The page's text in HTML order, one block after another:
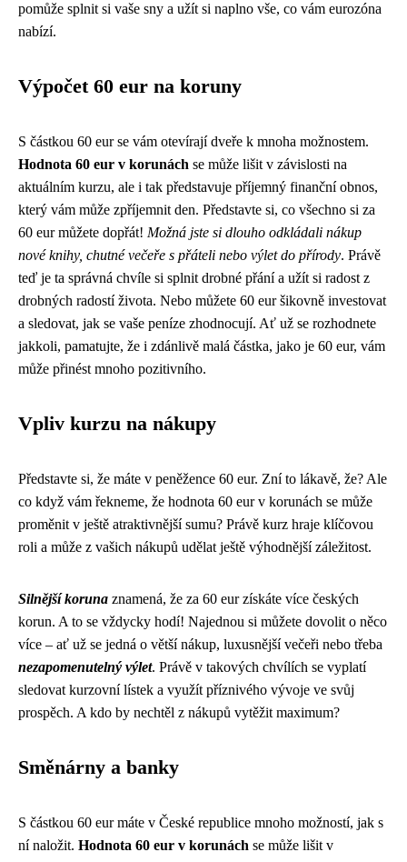
pomůže splnit si vaše sny a užít si naplno vše, co vám eurozóna
nabízí.
Výpočet 60 eur na koruny
S částkou 60 eur se vám otevírají dveře k mnoha možnostem.
Hodnota 60 eur v korunách se může lišit v závislosti na
aktuálním kurzu, ale i tak představuje příjemný finanční obnos,
který vám může zpříjemnit den. Představte si, co všechno si za
60 eur můžete dopřát! Možná jste si dlouho odkládali nákup
nové knihy, chutné večeře s přáteli nebo výlet do přírody. Právě
teď je ta správná chvíle si splnit drobné přání a užít si radost z
drobných radostí života. Nebo můžete 60 eur šikovně investovat
a sledovat, jak se vaše peníze zhodnocují. Ať už se rozhodnete
jakkoli, pamatujte, že i zdánlivě malá částka, jako je 60 eur, vám
může přinést mnoho pozitivního.
Vpliv kurzu na nákupy
Představte si, že máte v peněžence 60 eur. Zní to lákavě, že? Ale
co když vám řekneme, že hodnota 60 eur v korunách se může
proměnit v ještě atraktivnější sumu? Právě kurz hraje klíčovou
roli a může z vašich nákupů udělat ještě výhodnější záležitost.
Silnější koruna znamená, že za 60 eur získáte více českých
korun. A to se vždycky hodí! Najednou si můžete dovolit o něco
více – ať už se jedná o větší nákup, luxusnější večeři nebo třeba
nezapomenutelný výlet. Právě v takových chvílích se vyplatí
sledovat kurzovní lístek a využít příznivého vývoje ve svůj
prospěch. A kdo by nechtěl z nákupů vytěžit maximum?
Směnárny a banky
S částkou 60 eur máte v České republice mnoho možností, jak s
ní naložit. Hodnota 60 eur v korunách se může lišit v